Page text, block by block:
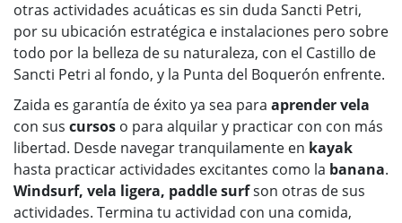
otras actividades acuáticas es sin duda Sancti Petri,
por su ubicación estratégica e instalaciones pero sobre
todo por la belleza de su naturaleza, con el Castillo de
Sancti Petri al fondo, y la Punta del Boquerón enfrente.
Zaida es garantía de éxito ya sea para aprender vela
con sus cursos o para alquilar y practicar con con más
libertad. Desde navegar tranquilamente en kayak
hasta practicar actividades excitantes como la banana.
Windsurf, vela ligera, paddle surfson otras de sus
actividades. Termina tu actividad con una comida,